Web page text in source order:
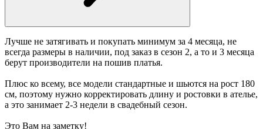
Лучше не затягивать и покупать минимум за 4 месяца, не
всегда размеры в наличии, под заказ в сезон 2, а то и 3 месяца
берут производители на пошив платья.
Плюс ко всему, все модели стандартные и шьются на рост 180
см, поэтому нужно корректировать длину и ростовки в ателье,
а это занимает 2-3 недели в свадебный сезон.
Это Вам на заметку!